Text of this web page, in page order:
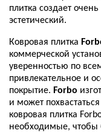
плитка создает
эстетический.
Ковровая плитка
коммерческой
уверенностью по
привлекательное и
покрытие. Forbo
и может
ковровая плитка
необходимые, чтобы